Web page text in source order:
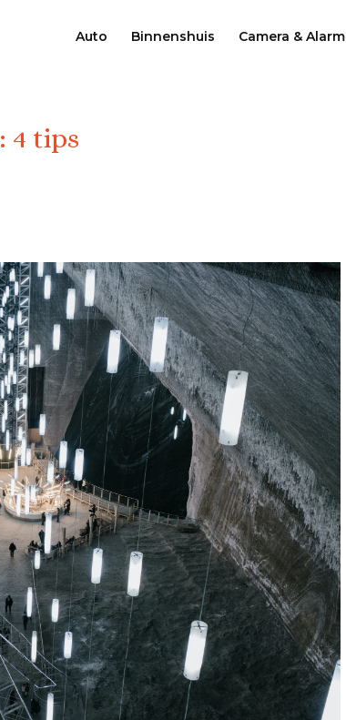
Auto Binnenshuis Camera & Alarm
4 tips